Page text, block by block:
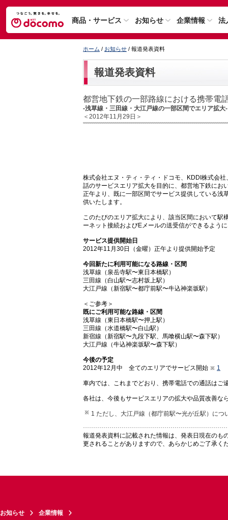
商品・サービス お知らせ 企業情報 法
ホーム / お知らせ / 報道発表資料
報道発表資料
都営地下鉄の一部路線における携帯電
-浅草線・三田線・大江戸線の一部区間でエリア拡大-
＜2012年11月29日＞
株式会社エヌ・ティ・ティ・ドコモ、KDDI株式会
話のサービスエリア拡大を目的に、都営地下鉄に
正午より、既に一部区間でサービス提供している浅
供いたします。
このたびのエリア拡大により、該当区間において
ーネット接続およびEメールの送受信ができるよう
サービス提供開始日
2012年11月30日（金曜）正午より提供開始予定
今回新たに利用可能になる路線・区間
浅草線（泉岳寺駅〜東日本橋駅）
三田線（白山駅〜志村坂上駅）
大江戸線（新宿駅〜都庁前駅〜牛込神楽坂駅）
＜ご参考＞
既にご利用可能な路線・区間
浅草線（東日本橋駅〜押上駅）
三田線（水道橋駅〜白山駅）
新宿線（新宿駅〜九段下駅、馬喰横山駅〜森下駅）
大江戸線（牛込神楽坂駅〜森下駅）
今後の予定
2012年12月中 全てのエリアでサービス開始
1
車内では、これまでどおり、携帯電話での通話はご
各社は、今後もサービスエリアの拡大や品質改善な
1 ただし、大江戸線（都庁前駅〜光が丘駅）に
報道発表資料に記載された情報は、発表日現在のも
更されることがありますので、あらかじめご了承く
お知らせ 企業情報